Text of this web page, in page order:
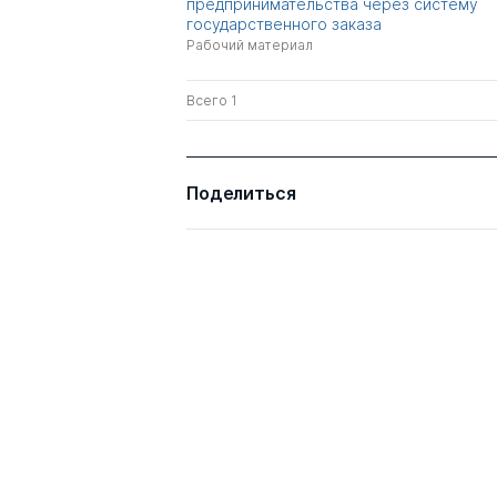
государственного заказа
Рабочий материал
Всего 1
Поделиться